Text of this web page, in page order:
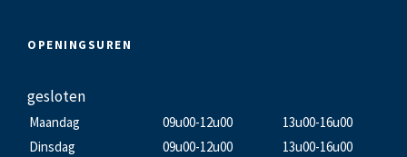
OPENINGSUREN
gesloten
Maandag 09u00-12u00
13u00-16u00
Dinsdag
09u00-12u00
13u00-16u00